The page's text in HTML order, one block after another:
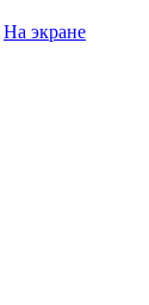
На экране